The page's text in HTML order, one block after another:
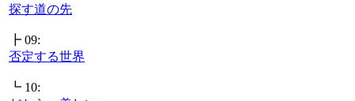
探す道の先
┣ 09:
否定する世界
┗ 10: